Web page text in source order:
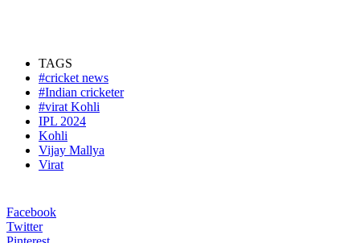
TAGS
#cricket news
#Indian cricketer
#virat Kohli
IPL 2024
Kohli
Vijay Mallya
Virat
Facebook
Twitter